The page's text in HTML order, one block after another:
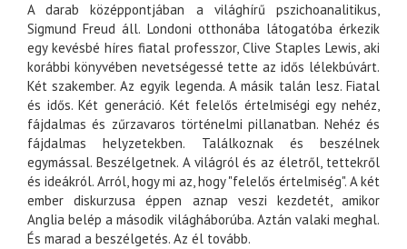
A darab középpontjában a világhírű pszichoanalitikus,
Sigmund Freud áll. Londoni otthonába látogatóba érkezik
egy kevésbé híres fiatal professzor, Clive Staples Lewis, aki
korábbi könyvében nevetségessé tette az idős lélekbúvárt.
Két szakember. Az egyik legenda. A másik talán lesz. Fiatal
és idős. Két generáció. Két felelős értelmiségi egy nehéz,
fájdalmas és zűrzavaros történelmi pillanatban. Nehéz és
fájdalmas helyzetekben. Találkoznak és beszélnek
egymással. Beszélgetnek. A világról és az életről, tettekről
és ideákról. Arról, hogy mi az, hogy "felelős értelmiség". A két
ember diskurzusa éppen aznap veszi kezdetét, amikor
Anglia belép a második világháborúba. Aztán valaki meghal.
És marad a beszélgetés. Az él tovább.